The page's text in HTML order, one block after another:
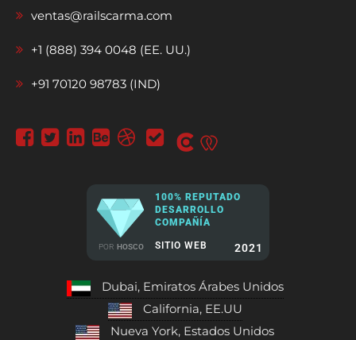
ventas@railscarma.com
+1 (888) 394 0048 (EE. UU.)
+91 70120 98783 (IND)
POR HOSCO
100% REPUTADO
DESARROLLO
COMPAÑÍA
SITIO WEB 2021
Dubai, Emiratos Árabes Unidos
California, EE.UU
Nueva York, Estados Unidos